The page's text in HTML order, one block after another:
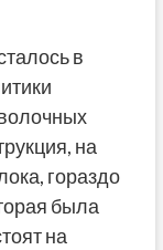
в
на
гораздо
была
на